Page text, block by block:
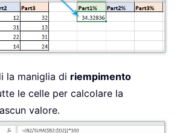
la maniglia di riempimento
le celle per calcolare la
valore.